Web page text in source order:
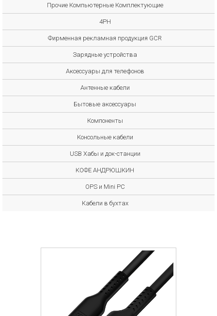
Прочие Компьютерные Комплектующие
4PH
Фирменная рекламная продукция GCR
Зарядные устройства
Аксессуары для телефонов
Антенные кабели
Бытовые аксессуары
Компоненты
Консольные кабели
USB Хабы и док-станции
КОФЕ АНДРЮШКИН
OPS и Mini PC
Кабели в бухтах